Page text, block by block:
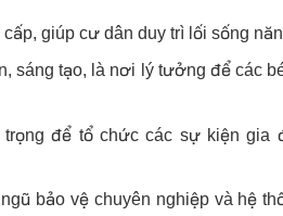
giúp cư dân duy trì lối sống
sáng tạo, là nơi lý tưởng để các
để tổ chức các sự kiện
bảo vệ chuyên nghiệp và hệ